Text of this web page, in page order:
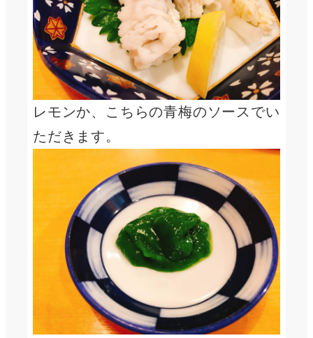
レモンか、こちらの青梅のソースでい
ただきます。